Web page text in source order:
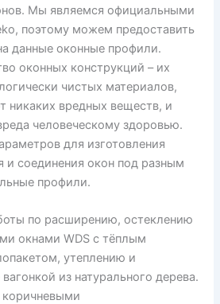
Мы являемся официальными
поэтому можем предоставить
данные оконные профили.
оконных конструкций – их
чистых материалов,
никаких вредных веществ, и
человеческому здоровью.
для изготовления
и соединения окон под разным
профили.
по расширению, остеклению
окнами WDS с тёплым
утеплению и
из натурального дерева.
коричневыми